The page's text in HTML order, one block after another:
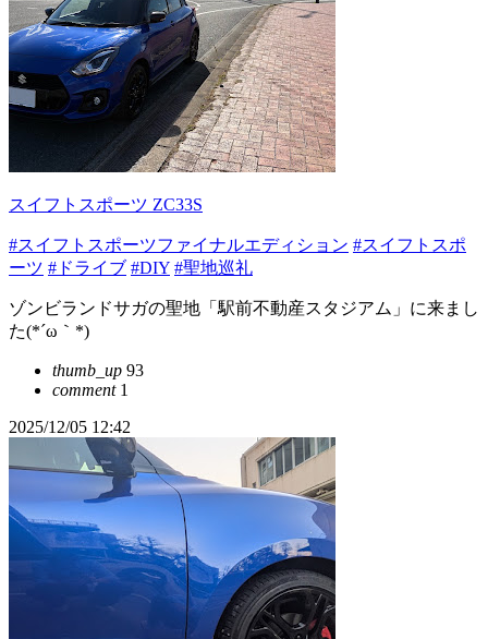
スイフトスポーツ ZC33S
#スイフトスポーツファイナルエディション #スイフトスポ
ーツ #ドライブ #DIY #聖地巡礼
ゾンビランドサガの聖地「駅前不動産スタジアム」に来まし
た(*´ω｀*)
thumb_up 93
comment1
2025/12/05 12:42